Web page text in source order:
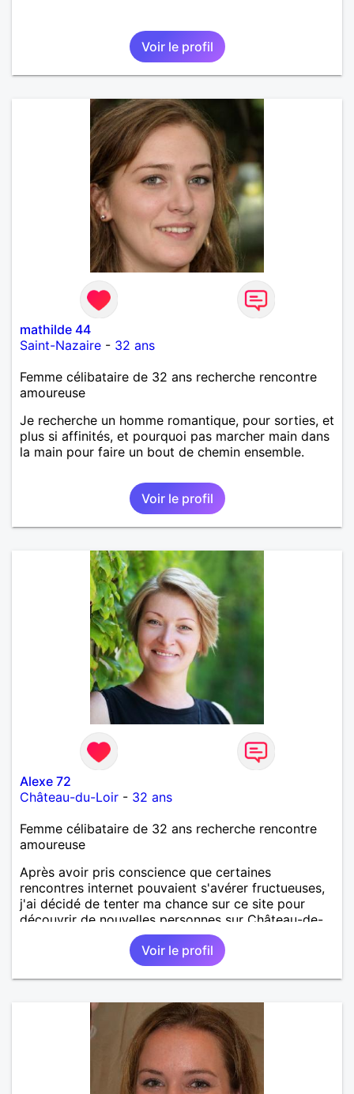
Voir le profil
mathilde 44
Saint-Nazaire - 32 ans
Femme célibataire de 32 ans recherche rencontre
amoureuse
Je recherche un homme romantique, pour sorties, et
plus si affinités, et pourquoi pas marcher main dans
la main pour faire un bout de chemin ensemble.
Voir le profil
Alexe 72
Château-du-Loir - 32 ans
Femme célibataire de 32 ans recherche rencontre
amoureuse
Après avoir pris conscience que certaines
rencontres internet pouvaient s'avérer fructueuses,
j'ai décidé de tenter ma chance sur ce site pour
découvrir de nouvelles personnes sur Château-de-
Loir voire Le Mans ou La Flèche !
Voir le profil